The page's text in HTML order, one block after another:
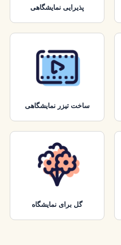
پذیرایی نمایشگاهی
ساخت تیزر نمایشگاهی
گل برای نمایشگاه